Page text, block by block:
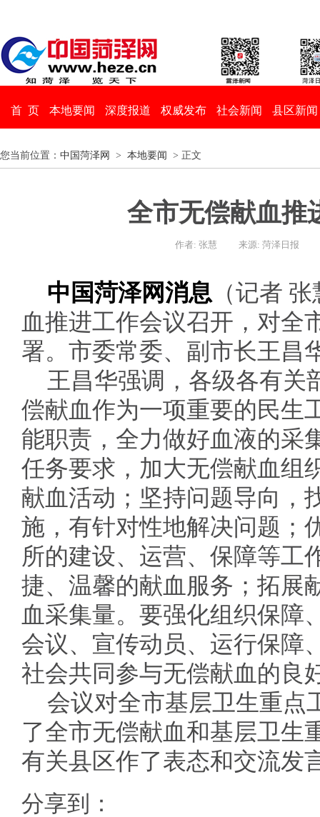
首 页 本地要闻 深度报道 权威发布 社会新闻 县区新闻
您当前位置： 中国菏泽网 > 本地要闻 > 正文
全市无偿献血推
作者: 张慧 来源: 菏泽日报
中国菏泽网消息 （记者
血推进工作会议召开，对全
署。市委常委、副市长王昌
王昌华强调，各级各有关
偿献血作为一项重要的民生
能职责，全力做好血液的采
任务要求，加大无偿献血组
献血活动；坚持问题导向，
施，有针对性地解决问题；
所的建设、运营、保障等工
捷、温馨的献血服务；拓展
血采集量。要强化组织保障
会议、宣传动员、运行保障
社会共同参与无偿献血的良
会议对全市基层卫生重点
了全市无偿献血和基层卫生
有关县区作了表态和交流发
分享到：